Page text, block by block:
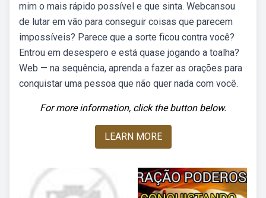
mim o mais rápido possível e que sinta. Webcansou
de lutar em vão para conseguir coisas que parecem
impossíveis? Parece que a sorte ficou contra você?
Entrou em desespero e está quase jogando a toalha?
Web — na sequência, aprenda a fazer as orações para
conquistar uma pessoa que não quer nada com você.
For more information, click the button below.
LEARN MORE